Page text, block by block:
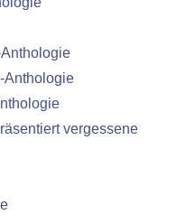
Anthologie
vergessene